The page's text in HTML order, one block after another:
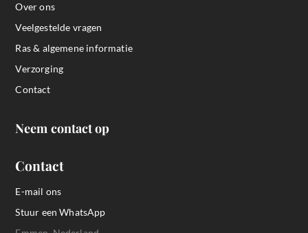
Over ons
Veelgestelde vragen
Ras & algemene informatie
Verzorging
Contact
Neem contact op
Contact
E-mail ons
Stuur een WhatsApp